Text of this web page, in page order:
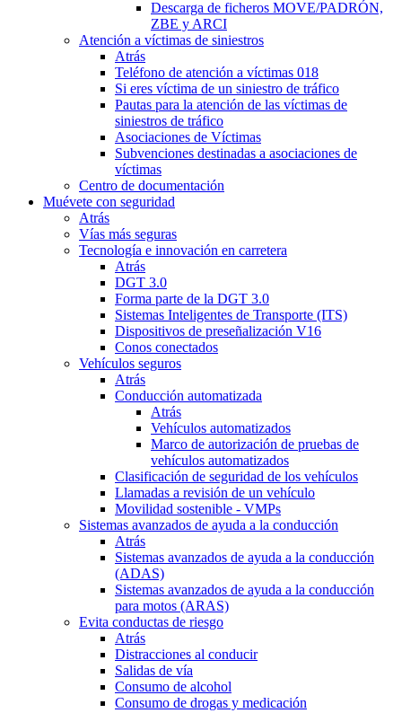
Descarga de ficheros MOVE/PADRÓN,
ZBE y ARCI
Atención a víctimas de siniestros
Atrás
Teléfono de atención a víctimas 018
Si eres víctima de un siniestro de tráfico
Pautas para la atención de las víctimas de
siniestros de tráfico
Asociaciones de Víctimas
Subvenciones destinadas a asociaciones de
víctimas
Centro de documentación
Muévete con seguridad
Atrás
Vías más seguras
Tecnología e innovación en carretera
Atrás
DGT 3.0
Forma parte de la DGT 3.0
Sistemas Inteligentes de Transporte (ITS)
Dispositivos de preseñalización V16
Conos conectados
Vehículos seguros
Atrás
Conducción automatizada
Atrás
Vehículos automatizados
Marco de autorización de pruebas de
vehículos automatizados
Clasificación de seguridad de los vehículos
Llamadas a revisión de un vehículo
Movilidad sostenible - VMPs
Sistemas avanzados de ayuda a la conducción
Atrás
Sistemas avanzados de ayuda a la conducción
(ADAS)
Sistemas avanzados de ayuda a la conducción
para motos (ARAS)
Evita conductas de riesgo
Atrás
Distracciones al conducir
Salidas de vía
Consumo de alcohol
Consumo de drogas y medicación